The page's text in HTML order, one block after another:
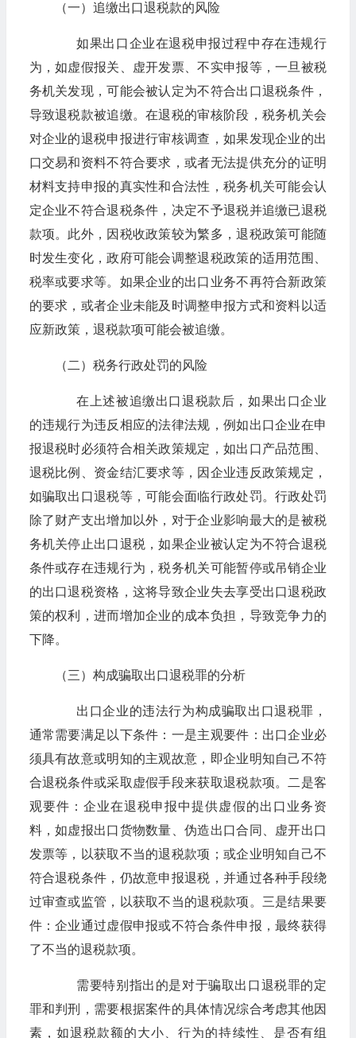
（一）追缴出口退税款的风险
如果出口企业在退税申报过程中存在违规行
为，如虚假报关、虚开发票、不实申报等，一旦被税
务机关发现，可能会被认定为不符合出口退税条件，
导致退税款被追缴。在退税的审核阶段，税务机关会
对企业的退税申报进行审核调查，如果发现企业的出
口交易和资料不符合要求，或者无法提供充分的证明
材料支持申报的真实性和合法性，税务机关可能会认
定企业不符合退税条件，决定不予退税并追缴已退税
款项。此外，因税收政策较为繁多，退税政策可能随
时发生变化，政府可能会调整退税政策的适用范围、
税率或要求等。如果企业的出口业务不再符合新政策
的要求，或者企业未能及时调整申报方式和资料以适
应新政策，退税款项可能会被追缴。
（二）税务行政处罚的风险
在上述被追缴出口退税款后，如果出口企业
的违规行为违反相应的法律法规，例如出口企业在申
报退税时必须符合相关政策规定，如出口产品范围、
退税比例、资金结汇要求等，因企业违反政策规定，
如骗取出口退税等，可能会面临行政处罚。行政处罚
除了财产支出增加以外，对于企业影响最大的是被税
务机关停止出口退税，如果企业被认定为不符合退税
条件或存在违规行为，税务机关可能暂停或吊销企业
的出口退税资格，这将导致企业失去享受出口退税政
策的权利，进而增加企业的成本负担，导致竞争力的
下降。
（三）构成骗取出口退税罪的分析
出口企业的违法行为构成骗取出口退税罪，
通常需要满足以下条件：一是主观要件：出口企业必
须具有故意或明知的主观故意，即企业明知自己不符
合退税条件或采取虚假手段来获取退税款项。二是客
观要件：企业在退税申报中提供虚假的出口业务资
料，如虚报出口货物数量、伪造出口合同、虚开出口
发票等，以获取不当的退税款项；或企业明知自己不
符合退税条件，仍故意申报退税，并通过各种手段绕
过审查或监管，以获取不当的退税款项。三是结果要
件：企业通过虚假申报或不符合条件申报，最终获得
了不当的退税款项。
需要特别指出的是对于骗取出口退税罪的定
罪和判刑，需要根据案件的具体情况综合考虑其他因
素，如退税款额的大小、行为的持续性、是否有组